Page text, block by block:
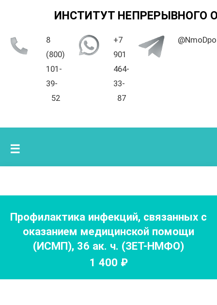
ИНСТИТУТ НЕПРЕРЫВНОГО
8
(800)
101-
39-
52
+7
901
464-
33-
87
☰
Профилактика инфекций, связанных с
оказанием медицинской помощи
(ИСМП), 36 ак. ч. (ЗЕТ-НМФО)
1 400 ₽